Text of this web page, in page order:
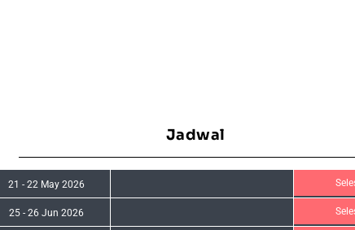
Jadwal
21 - 22 May 2026
25 - 26 Jun 2026